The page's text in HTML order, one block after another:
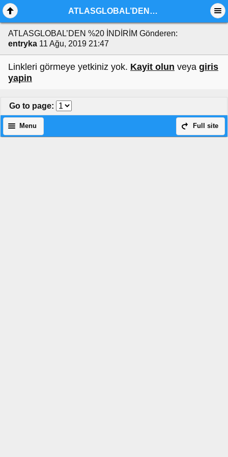
ATLASGLOBAL’DEN %20 İNDİRİM
ATLASGLOBAL’DEN %20 İNDİRİM Gönderen:
entryka 11 Ağu, 2019 21:47
Linkleri görmeye yetkiniz yok. Kayit olun veya giris
yapin
Go to page:
Full site
Menu